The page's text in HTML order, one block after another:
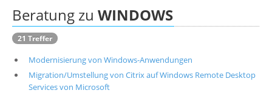
Individuelle Schulungen
Wissen
Über uns
Beratung zu WINDOWS
21 Treffer
Modernisierung von Windows-Anwendungen
Migration/Umstellung von Citrix auf Windows Remote Desktop
Services von Microsoft